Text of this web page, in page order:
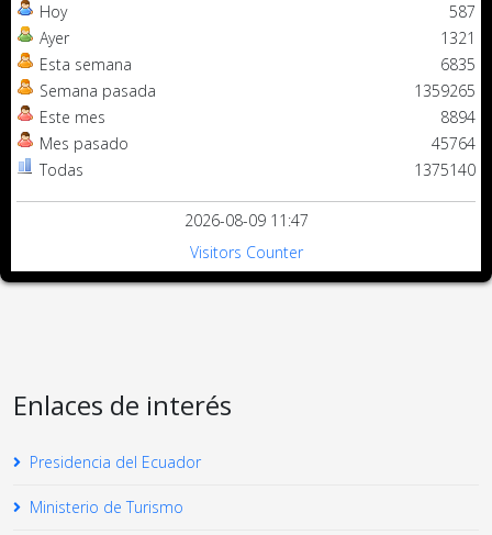
Hoy
Ayer
Esta semana
Semana pasada
Este mes
Mes pasado
Todas
587
1321
6835
1359265
8894
45764
1375140
2026-08-09 11:47
Visitors Counter
Enlaces de interés
Presidencia del Ecuador
Ministerio de Turismo